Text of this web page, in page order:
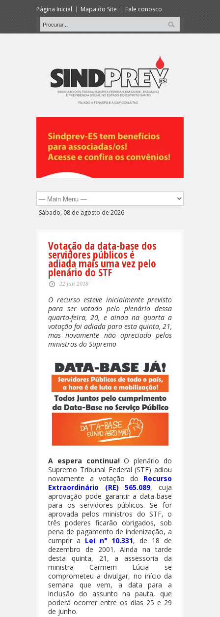
Página Inicial Mapa do Site Fale conosco
Sábado, 08 de agosto de 2026
Votação da data-base dos
servidores públicos é
adiada mais uma vez pelo
plenário do STF
22 jun 2018
O recurso esteve inicialmente previsto
para ser votado pelo plenário dessa
quarta-feira, 20, e ainda na quarta a
votação foi adiada para esta quinta, 21,
mas novamente não apreciado pelos
ministros do Supremo
A espera continua!O plenário do
Supremo Tribunal Federal (STF) adiou
novamente a votação do Recurso
Extraordinário (RE) 565.089, cuja
aprovação pode garantir a data-base
para os servidores públicos. Se for
aprovada pelos ministros do STF, o
três poderes ficarão obrigados, sob
pena de pagamento de indenização, a
cumprir a Lei n° 10.331, de 18 de
dezembro de 2001. Ainda na tarde
desta quinta, 21, a assessoria da
ministra Carmem Lúcia se
comprometeu a divulgar, no início da
semana que vem, a data para a
inclusão do assunto na pauta, que
poderá ocorrer entre os dias 25 e 29
de junho.